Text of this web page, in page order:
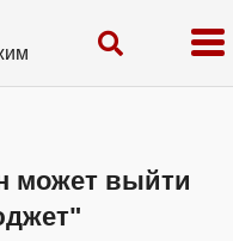
может выйти